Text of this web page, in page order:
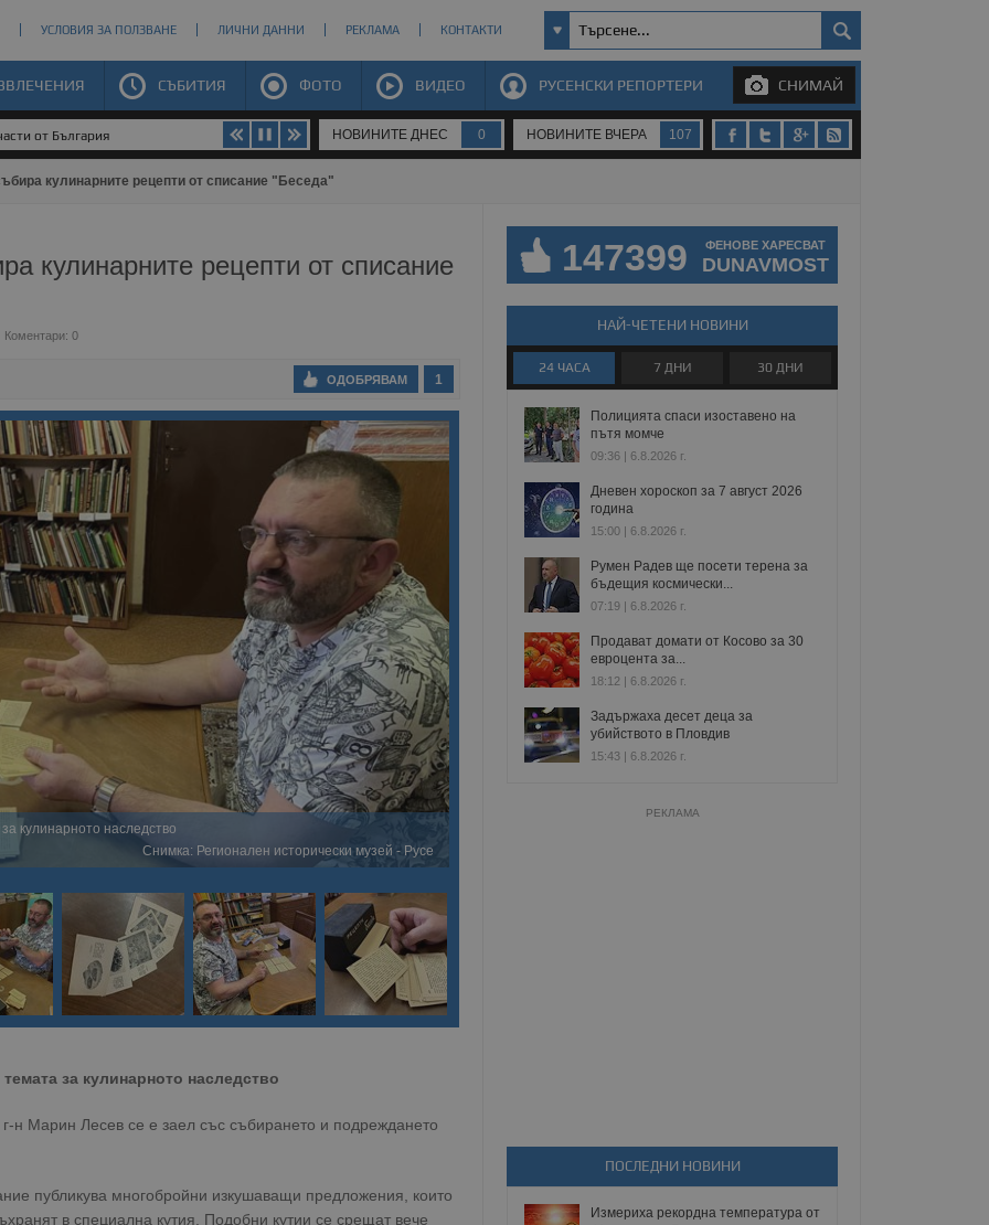
УСЛОВИЯ ЗА ПОЛЗВАНЕ ЛИЧНИ ДАННИ РЕКЛАМА КОНТАКТИ
СЪБИТИЯ ФОТО ВИДЕО РУСЕНСКИ РЕПОРТЕРИ СНИМАЙ
от България НОВИНИТЕ ДНЕС 0 НОВИНИТЕ ВЧЕРА 107
кулинарните рецепти от списание "Беседа"
кулинарните рецепти от списание
Коментари: 0
1
ОДОБРЯВАМ
кулинарното наследство
Снимка: Регионален исторически музей - Русе
за кулинарното наследство
н Марин Лесев се е заел със събирането и подреждането
публикува многобройни изкушаващи предложения, които
в специална кутия. Подобни кутии се срещат вече
147399 ФЕНОВЕ ХАРЕСВАТ
DUNAVMOST
НАЙ-ЧЕТЕНИ НОВИНИ
24 ЧАСА 7 ДНИ 30 ДНИ
Полицията спаси изоставено на
пътя момче
09:36 | 6.8.2026 г.
Дневен хороскоп за 7 август 2026
година
15:00 | 6.8.2026 г.
Румен Радев ще посети терена за
бъдещия космически...
07:19 | 6.8.2026 г.
Продават домати от Косово за 30
евроцента за...
18:12 | 6.8.2026 г.
Задържаха десет деца за
убийството в Пловдив
15:43 | 6.8.2026 г.
РЕКЛАМА
ПОСЛЕДНИ НОВИНИ
Измериха рекордна температура от